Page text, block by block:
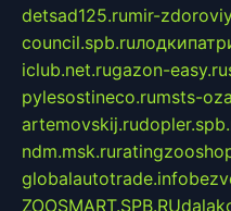
detsad125.rumir-
council.spb.ru
iclub.net.rugazon-easy.ru
pylesostineco.rumsts-
artemovskij.ru
ndm.msk.ru
globalautotrade.info
ZOOSMART.SPB.RU